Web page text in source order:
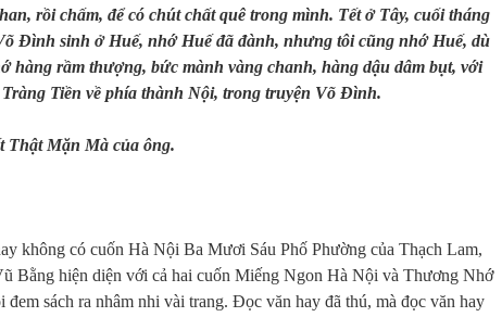
rồi chấm, để có chút chất quê trong mình. Tết ở Tây, cuối tháng
Đình sinh ở Huế, nhớ Huế đã đành, nhưng tôi cũng nhớ Huế, dù
hàng rầm thượng, bức mành vàng chanh, hàng dậu dâm bụt, với
Tiền về phía thành Nội, trong truyện Võ Đình.
Thật Mặn Mà của ông.
không có cuốn Hà Nội Ba Mươi Sáu Phố Phường của Thạch Lam,
Bằng hiện diện với cả hai cuốn Miếng Ngon Hà Nội và Thương Nhớ
sách ra nhâm nhi vài trang. Đọc văn hay đã thú, mà đọc văn hay